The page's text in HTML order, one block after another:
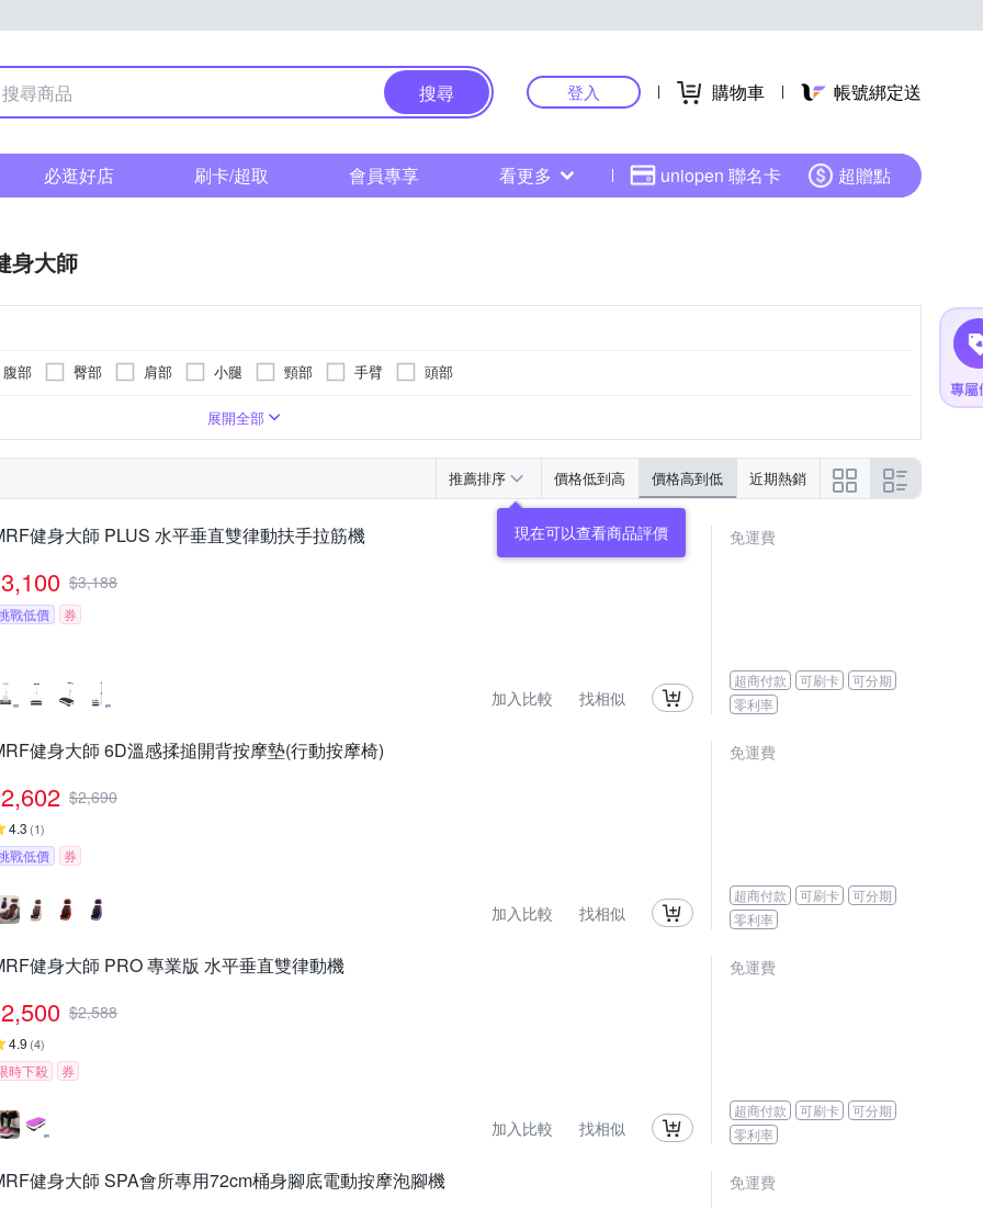
搜尋 登入 購物車 帳號綁定送
必逛好店 刷卡/超取 會員專享 看更多 uniopen 聯名卡 超贈點
身大師
腹部 臀部 肩部 小腿 頸部 手臂
頭部
指壓式
展開全部
推薦排序 價格低到高 價格高到低 近期熱銷
健身大師 PLUS ⽔平垂直雙律動扶⼿拉筋機
3,100 $3,188
戰低價 券
加入比較 找相似
免運費
超商付款 可刷卡
可分期
零利率
健身大師 6D溫感揉搥開背按摩墊(行動按摩椅)
2,602 $2,690
4.3 (1)
戰低價 券
加入比較 找相似
免運費
超商付款 可刷卡
可分期
零利率
健身大師 PRO 專業版 ⽔平垂直雙律動機
2,500 $2,588
4.9 (4)
時下殺 券
加入比較 找相似
免運費
超商付款 可刷卡
可分期
零利率
健身大師 SPA會所專用72cm桶身腳底電動按摩泡腳機 免運費